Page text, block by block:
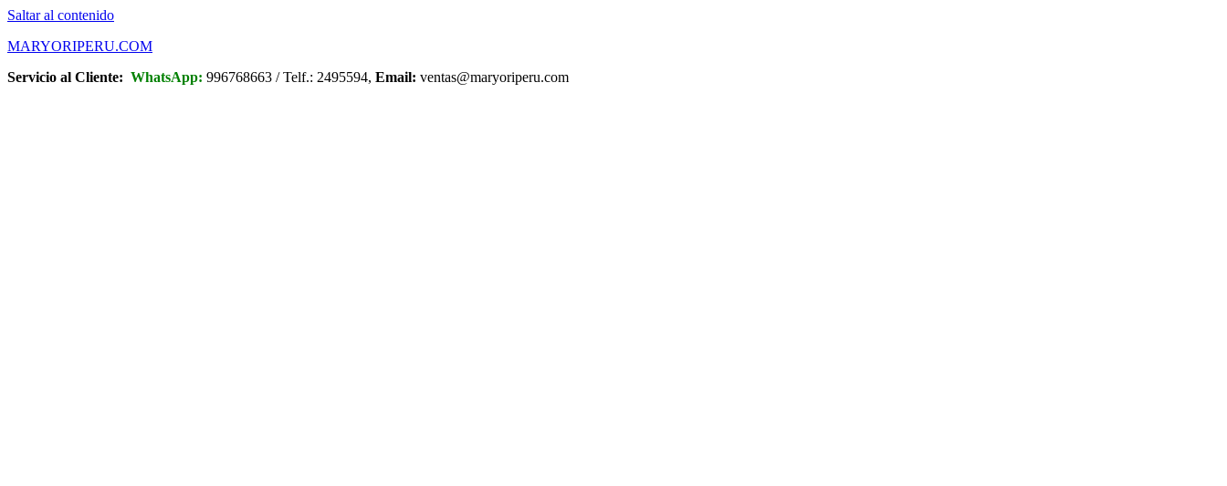
Saltar al contenido
MARYORIPERU.COM
Servicio al Cliente: WhatsApp: 996768663 / Telf.: 2495594, Email: ventas@maryoriperu.com